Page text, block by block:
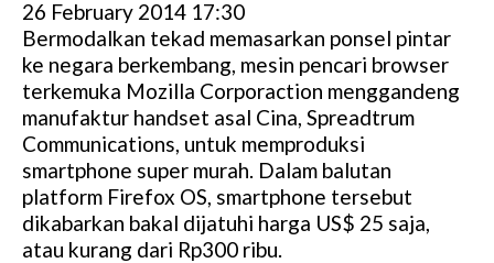
26 February 2014 17:30
Bermodalkan tekad memasarkan ponsel pintar
ke negara berkembang, mesin pencari browser
terkemuka Mozilla Corporaction menggandeng
manufaktur handset asal Cina, Spreadtrum
Communications, untuk memproduksi
smartphone super murah. Dalam balutan
platform Firefox OS, smartphone tersebut
dikabarkan bakal dijatuhi harga US$ 25 saja,
atau kurang dari Rp300 ribu.